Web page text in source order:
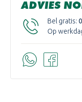
ADVIES
Bel gratis:
Op